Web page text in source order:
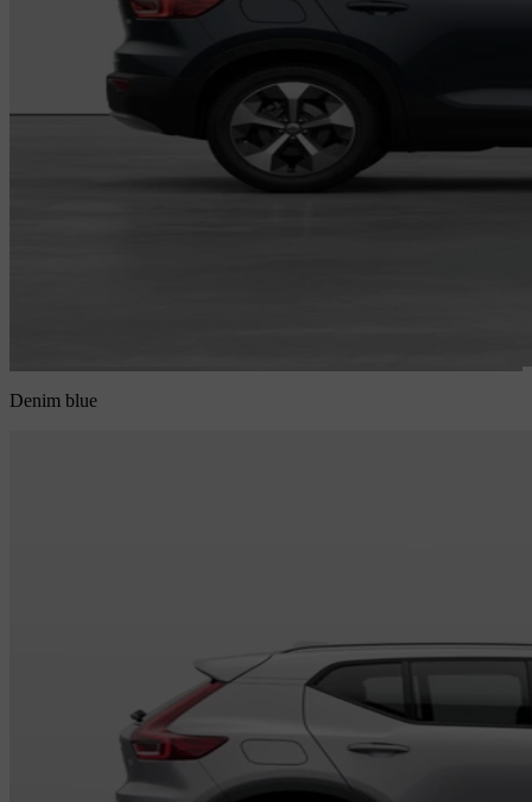
Denim blue